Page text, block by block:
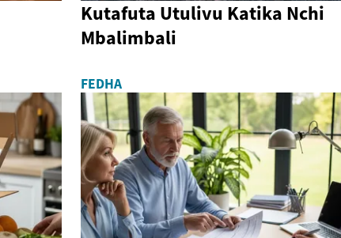
Kutafuta Utulivu Katika Nchi
Mbalimbali
FEDHA